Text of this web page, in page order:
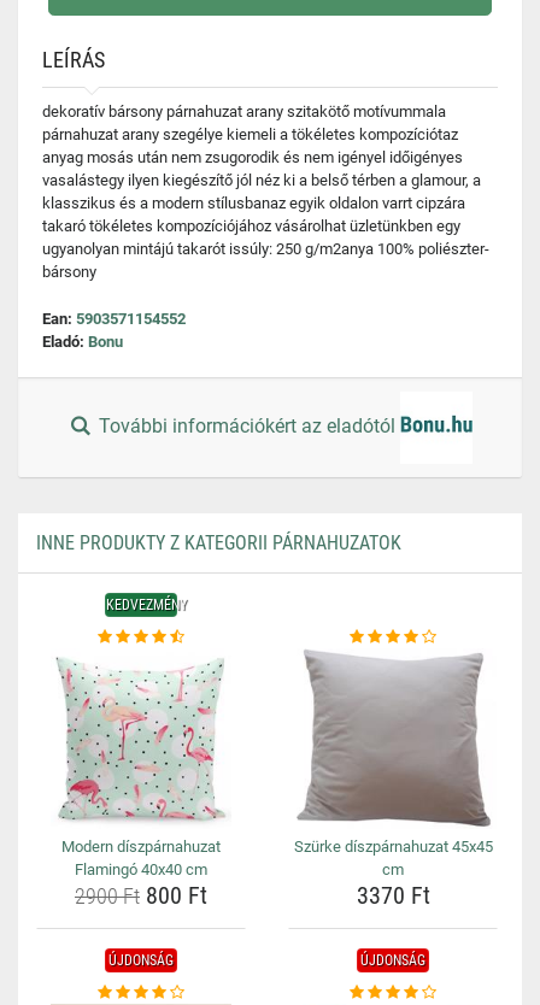
LEÍRÁS
dekoratív bársony párnahuzat arany szitakötő motívummala
párnahuzat arany szegélye kiemeli a tökéletes kompozíciótaz
anyag mosás után nem zsugorodik és nem igényel időigényes
vasalástegy ilyen kiegészítő jól néz ki a belső térben a glamour, a
klasszikus és a modern stílusbanaz egyik oldalon varrt cipzára
takaró tökéletes kompozíciójához vásárolhat üzletünkben egy
ugyanolyan mintájú takarót issúly: 250 g/m2anya 100% poliészter-
bársony
Ean: 5903571154552
Eladó: Bonu
További információkért az eladótól
INNE PRODUKTY Z KATEGORII PÁRNAHUZATOK
KEDVEZMÉNY
Modern díszpárnahuzat
Flamingó 40x40 cm
2900 Ft 800 Ft
Szürke díszpárnahuzat 45x45
cm
3370 Ft
ÚJDONSÁG ÚJDONSÁG